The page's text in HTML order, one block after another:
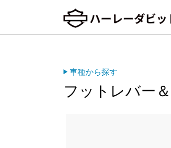
車種から探す
フットレバー